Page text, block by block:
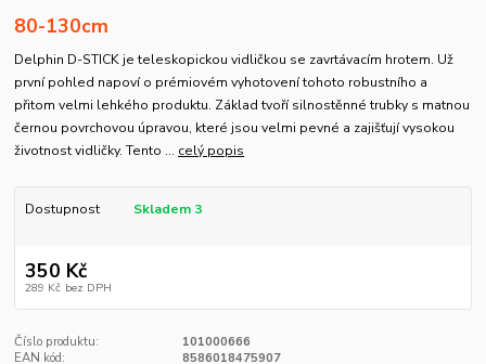
80-130cm
Delphin D-STICK je teleskopickou vidličkou se zavrtávacím hrotem. Už
první pohled napoví o prémiovém vyhotovení tohoto robustního a
přitom velmi lehkého produktu. Základ tvoří silnostěnné trubky s matnou
černou povrchovou úpravou, které jsou velmi pevné a zajišťují vysokou
životnost vidličky. Tento ... celý popis
Dostupnost Skladem 3
350 Kč
289 Kč bez DPH
Číslo produktu:
101000666
EAN kód:
8586018475907